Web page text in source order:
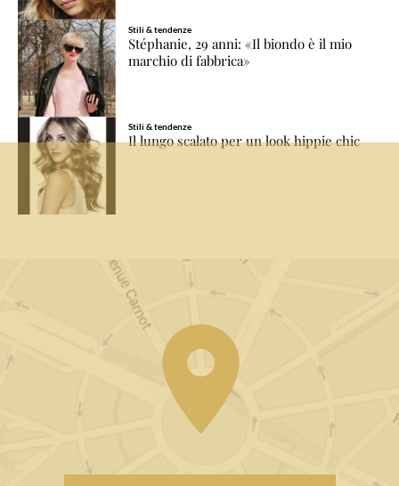
Stili & tendenze
Stéphanie, 29 anni: «Il biondo è il mio
marchio di fabbrica»
Stili & tendenze
Il lungo scalato per un look hippie chic